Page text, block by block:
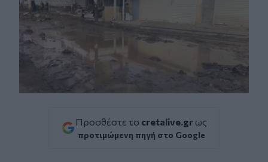
Προσθέστε το cretalive.gr ως
προτιμώμενη πηγή στο Google